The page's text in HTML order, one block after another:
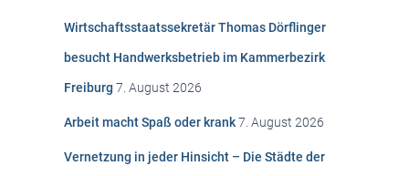
Wirtschaftsstaatssekretär Thomas Dörflinger
besucht Handwerksbetrieb im Kammerbezirk
Freiburg 7. August 2026
Arbeit macht Spaß oder krank7. August 2026
Vernetzung in jeder Hinsicht – Die Städte der